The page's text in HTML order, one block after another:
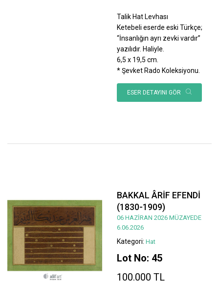
Talik Hat Levhası
Ketebeli eserde eski Türkçe;
“İnsanlığın ayrı zevki vardır”
yazılıdır. Haliyle.
6,5 x 19,5 cm.
* Şevket Rado Koleksiyonu.
ESER DETAYINI GÖR
BAKKAL ÂRİF EFENDİ
(1830-1909)
06 HAZİRAN 2026 MÜZAYEDE
6.06.2026
Kategori: Hat
Lot No: 45
100.000 TL